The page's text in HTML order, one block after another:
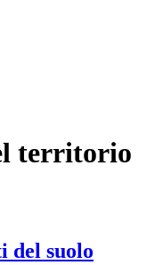
territorio
del suolo